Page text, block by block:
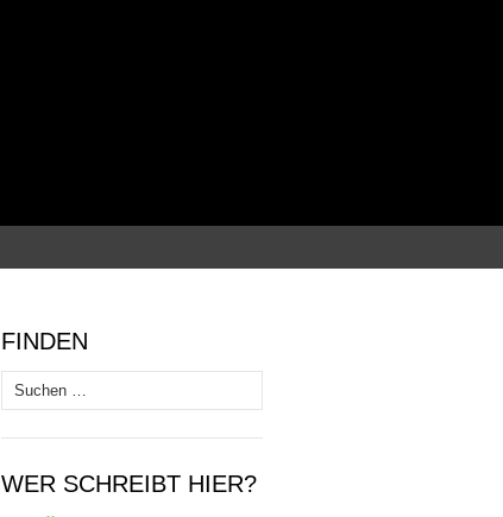
nach:
FINDEN
Suchen
nach:
WER SCHREIBT HIER?